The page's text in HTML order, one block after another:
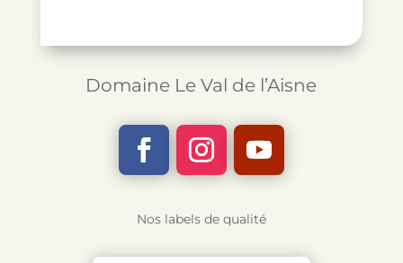
Domaine Le Val de l’Aisne
Nos labels de qualité